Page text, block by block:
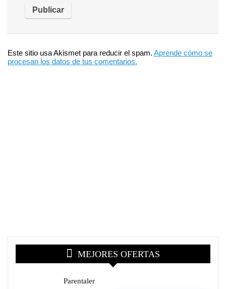
Este sitio usa Akismet para reducir el spam. Aprende cómo se
procesan los datos de tus comentarios.
MEJORES OFERTAS
Parentaler